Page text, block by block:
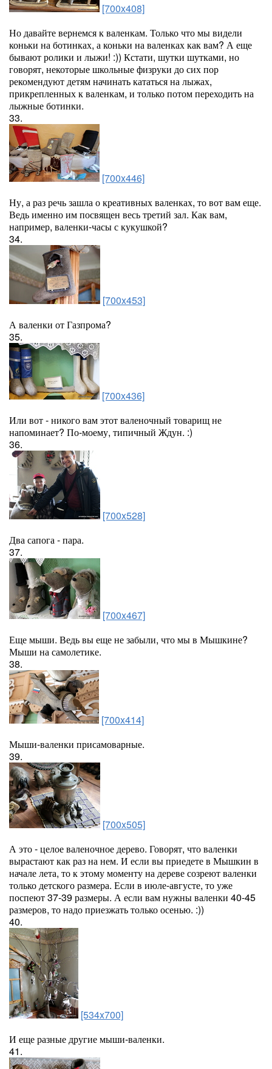
[700x408]
Но давайте вернемся к валенкам. Только что мы видели
коньки на ботинках, а коньки на валенках как вам? А еще
бывают ролики и лыжи! :)) Кстати, шутки шутками, но
говорят, некоторые школьные физруки до сих пор
рекомендуют детям начинать кататься на лыжах,
прикрепленных к валенкам, и только потом переходить на
лыжные ботинки.
33.
[700x446]
Ну, а раз речь зашла о креативных валенках, то вот вам еще.
Ведь именно им посвящен весь третий зал. Как вам,
например, валенки-часы с кукушкой?
34.
[700x453]
А валенки от Газпрома?
35.
[700x436]
Или вот - никого вам этот валеночный товарищ не
напоминает? По-моему, типичный Ждун. :)
36.
[700x528]
Два сапога - пара.
37.
[700x467]
Еще мыши. Ведь вы еще не забыли, что мы в Мышкине?
Мыши на самолетике.
38.
[700x414]
Мыши-валенки присамоварные.
39.
[700x505]
А это - целое валеночное дерево. Говорят, что валенки
вырастают как раз на нем. И если вы приедете в Мышкин в
начале лета, то к этому моменту на дереве созреют валенки
только детского размера. Если в июле-августе, то уже
поспеют 37-39 размеры. А если вам нужны валенки 40-45
размеров, то надо приезжать только осенью. :))
40.
[534x700]
И еще разные другие мыши-валенки.
41.